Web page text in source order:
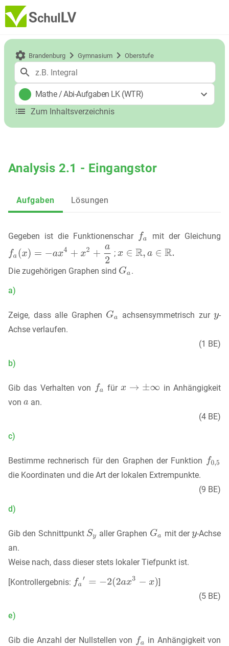
Brandenburg Gymnasium Oberstufe
Mathe/
Abi-Aufgaben LK (WTR)
Zum Inhaltsverzeichnis
Analysis 2.1 - Eingangstor
Aufgaben Lösungen
Gegeben ist die Funktionenschar
mit der Gleichung
;
Die zugehörigen Graphen sind
.
a)
Zeige, dass alle Graphen achsensymmetrisch zur -
Achse verlaufen.
(1 BE)
b)
Gib das Verhalten von für
in Anhängigkeit
von
an.
(4 BE)
c)
Bestimme rechnerisch für den Graphen der Funktion
die Koordinaten und die Art der lokalen Extrempunkte.
(9 BE)
d)
Gib den Schnittpunkt aller Graphen mit der -Achse
an.
Weise nach, dass dieser stets lokaler Tiefpunkt ist.
[Kontrollergebnis:
]
(5 BE)
e)
Gib die Anzahl der Nullstellen von
in Anhängigkeit von